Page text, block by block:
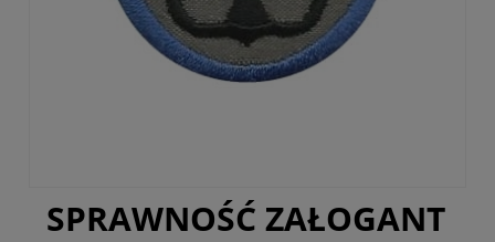
SPRAWNOŚĆ ZAŁOGANT